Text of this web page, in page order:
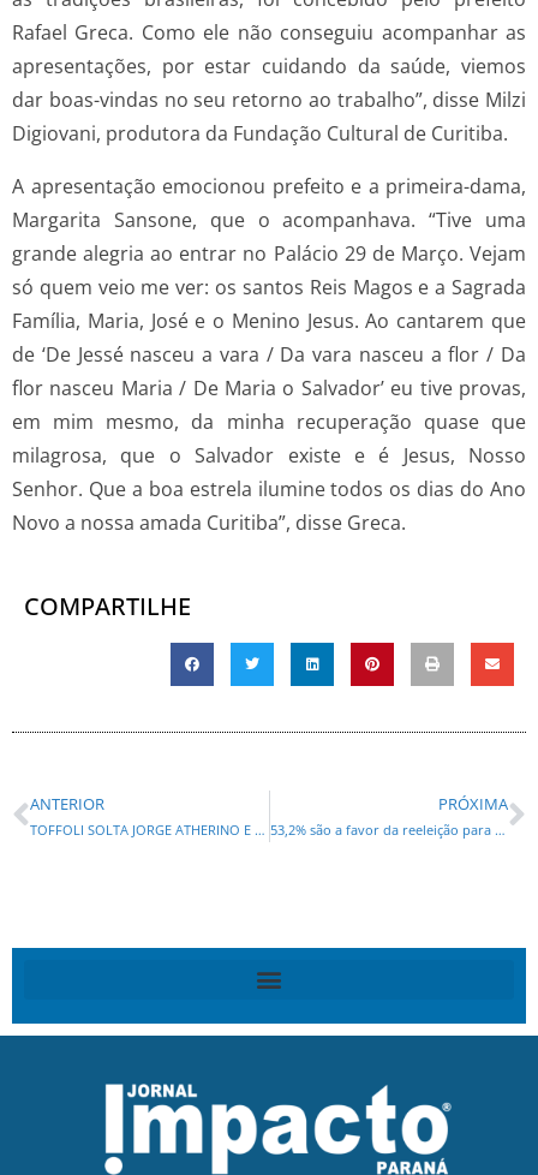
Rafael Greca. Como ele não conseguiu acompanhar as
apresentações, por estar cuidando da saúde, viemos
dar boas-vindas no seu retorno ao trabalho”, disse Milzi
Digiovani, produtora da Fundação Cultural de Curitiba.
A apresentação emocionou prefeito e a primeira-dama,
Margarita Sansone, que o acompanhava. “Tive uma
grande alegria ao entrar no Palácio 29 de Março. Vejam
só quem veio me ver: os santos Reis Magos e a Sagrada
Família, Maria, José e o Menino Jesus. Ao cantarem que
de ‘De Jessé nasceu a vara / Da vara nasceu a flor / Da
flor nasceu Maria / De Maria o Salvador’ eu tive provas,
em mim mesmo, da minha recuperação quase que
milagrosa, que o Salvador existe e é Jesus, Nosso
Senhor. Que a boa estrela ilumine todos os dias do Ano
Novo a nossa amada Curitiba”, disse Greca.
COMPARTILHE
ANTERIOR
TOFFOLI SOLTA JORGE ATHERINO E DEONILSON CONTINUA PRESO
PRÓXIMA
53,2% são a favor da reeleição para presidente